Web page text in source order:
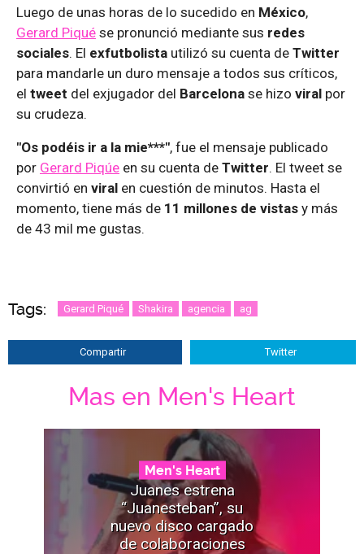
Luego de unas horas de lo sucedido en México,
Gerard Piqué se pronunció mediante sus redes
sociales. El exfutbolista utilizó su cuenta de Twitter
para mandarle un duro mensaje a todos sus críticos,
el tweet del exjugador del Barcelona se hizo viral por
su crudeza.
"Os podéis ir a la mie***", fue el mensaje publicado
por Gerard Piqúe en su cuenta de Twitter. El tweet se
convirtió en viral en cuestión de minutos. Hasta el
momento, tiene más de 11 millones de vistas y más
de 43 mil me gustas.
Tags: Gerard Piqué Shakira agencia ag
Compartir Twitter
Mas en Men's Heart
Men's Heart
Juanes estrena
“Juanesteban”, su
nuevo disco cargado
de colaboraciones